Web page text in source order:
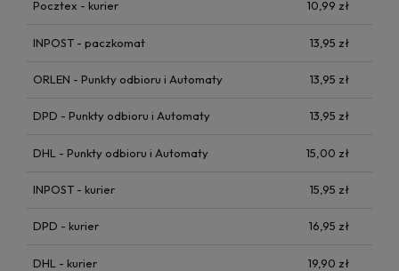
Pocztex - kurier 10,99 zł
INPOST - paczkomat 13,95 zł
ORLEN - Punkty odbioru i Automaty 13,95 zł
DPD - Punkty odbioru i Automaty 13,95 zł
DHL - Punkty odbioru i Automaty 15,00 zł
INPOST - kurier 15,95 zł
DPD - kurier 16,95 zł
DHL - kurier 19,90 zł